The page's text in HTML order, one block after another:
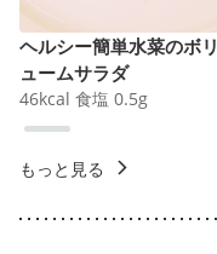
ヘルシー簡単水菜のボリ
ュームサラダ
46kcal 食塩 0.5g
もっと見る